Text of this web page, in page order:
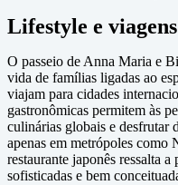
Lifestyle e
O passeio de Anna Maria e
vida de famílias ligadas ao
viajam para cidades
gastronômicas permitem às
culinárias globais e desfrutar
apenas em metrópoles como
restaurante japonês ressalta
sofisticadas e bem